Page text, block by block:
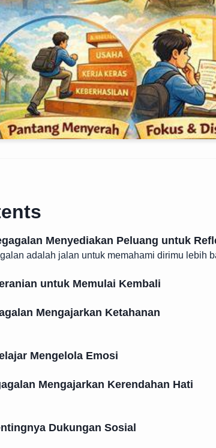
Menyediakan Peluang untuk
adalah jalan untuk memahami dirimu lebih
untuk Memulai Kembali
Mengajarkan Ketahanan
Mengelola Emosi
Mengajarkan Kerendahan Hati
Dukungan Sosial